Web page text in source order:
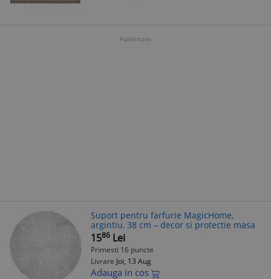
Publicitate
Suport pentru farfurie MagicHome,
argintiu, 38 cm – decor si protectie masa
1586 Lei
Primesti 16 puncte
Livrare Joi, 13 Aug
Adauga in cos